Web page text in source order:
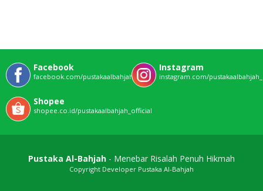
Facebook
facebook.com/pustakaalbahjahofficial
Instagram
instagram.com/
Shopee
shopee.co.id/pustakaalbahjah_official
Pustaka Al-Bahjah - Menebar Risalah Penuh Hikmah
Copyright Developer Pustaka Al-Bahjah